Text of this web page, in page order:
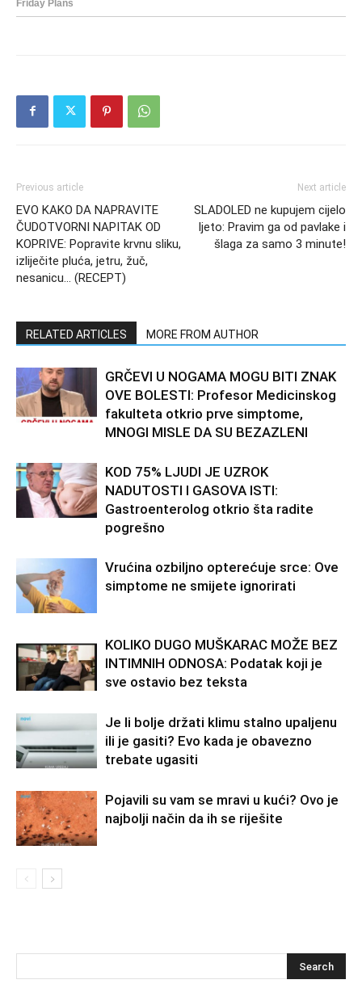
Previous article
EVO KAKO DA NAPRAVITE
ČUDOTVORNI NAPITAK OD
KOPRIVE: Popravite krvnu sliku,
izliječite pluća, jetru, žuč,
nesanicu… (RECEPT)
Next article
SLADOLED ne kupujem cijelo
ljeto: Pravim ga od pavlake i
šlaga za samo 3 minute!
RELATED ARTICLES MORE FROM AUTHOR
GRČEVI U NOGAMA MOGU BITI ZNAK
OVE BOLESTI: Profesor Medicinskog
fakulteta otkrio prve simptome,
MNOGI MISLE DA SU BEZAZLENI
KOD 75% LJUDI JE UZROK
NADUTOSTI I GASOVA ISTI:
Gastroenterolog otkrio šta radite
pogrešno
Vrućina ozbiljno opterećuje srce: Ove
simptome ne smijete ignorirati
KOLIKO DUGO MUŠKARAC MOŽE BEZ
INTIMNIH ODNOSA: Podatak koji je
sve ostavio bez teksta
Je li bolje držati klimu stalno upaljenu
ili je gasiti? Evo kada je obavezno
trebate ugasiti
Pojavili su vam se mravi u kući? Ovo je
najbolji način da ih se riješite